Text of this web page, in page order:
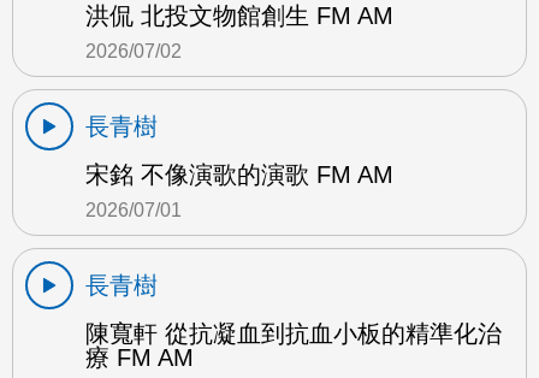
洪侃 北投文物館創生 FM AM
2026/07/02
長青樹
宋銘 不像演歌的演歌 FM AM
2026/07/01
長青樹
陳寬軒 從抗凝血到抗血小板的精準化治
療 FM AM